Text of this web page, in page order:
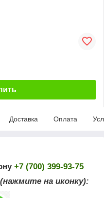
Доставка Оплата
+7 (700) 399-93-75
(нажмите на иконку):